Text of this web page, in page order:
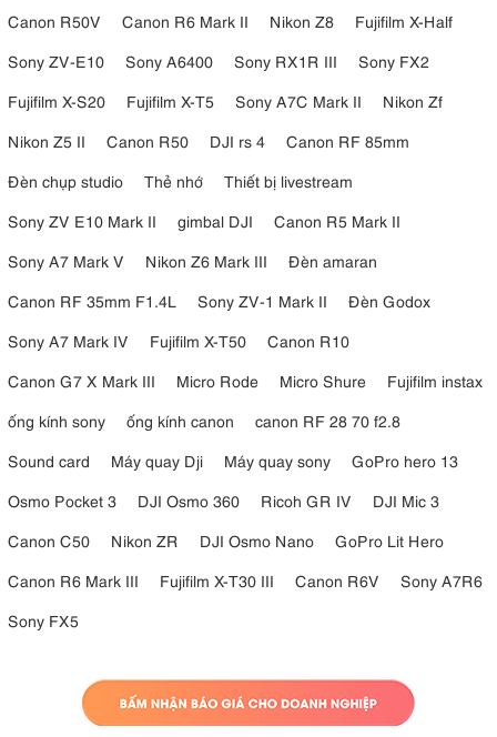
Canon R50V
Canon R6 Mark II Nikon Z8
Fujifilm X-Half
Sony ZV-E10
Sony A6400 Sony RX1R III
Sony FX2
Fujifilm X-S20
Fujifilm X-T5 Sony A7C Mark II
Nikon Zf
Nikon Z5 II
Canon R50 DJI rs 4
Canon RF 85mm
Đèn chụp studio
Thẻ nhớ
Thiết bị livestream
Sony ZV E10 Mark II
gimbal DJI
Canon R5 Mark II
Sony A7 Mark V
Nikon Z6 Mark III
Đèn amaran
Canon RF 35mm F1.4L
Sony ZV-1 Mark II
Đèn Godox
Sony A7 Mark IV
Fujifilm X-T50
Canon R10
Canon G7 X Mark III
Micro Rode Micro Shure
Fujifilm instax
ống kính sony
ống kính canon
canon RF 28 70 f2.8
Sound card
Máy quay Dji Máy quay sony
GoPro hero 13
Osmo Pocket 3
DJI Osmo 360 Ricoh GR IV
DJI Mic 3
Canon C50
Nikon ZR DJI Osmo Nano
GoPro Lit Hero
Canon R6 Mark III
Fujifilm X-T30 III Canon R6V
Sony A7R6
Sony FX5